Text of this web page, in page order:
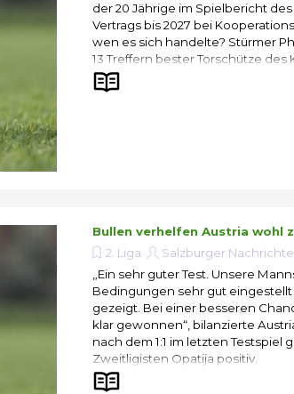
der 20 Jährige im Spielbericht
Vertrags bis 2027 bei
wen es sich handelte? Stürmer
13 Treffern bester Torschütze des
Bullen verhelfen Austria wohl
2. Liga
Salzburger
„Ein sehr guter Test. Unsere
Bedingungen sehr gut
gezeigt. Bei einer besseren
klar gewonnen“, bilanzierte
nach dem 1:1 im letzten Testspiel
Zweitligisten Opatija positiv.